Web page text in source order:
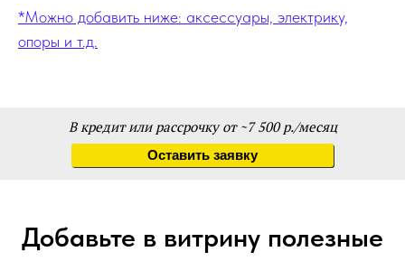
*Можно добавить ниже: аксессуары, электрику,
опоры и т.д.
В кредит или рассрочку от ~7 500 р./месяц
Оставить заявку
Добавьте в витрину полезные